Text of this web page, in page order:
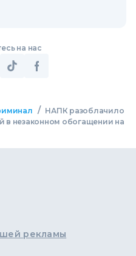
на нас
/ НАПК разоблачило
в незаконном обогащении на
рекламы